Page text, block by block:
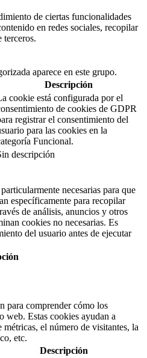
de ciertas funcionalidades
en redes sociales, recopilar
terceros.
aparece en este grupo.
Descripción
cookie está configurada por el
de cookies de GDPR
registrar el consentimiento del
para las cookies en la
Funcional.
descripción
necesarias para que
específicamente para recopilar
de análisis, anuncios y otros
cookies no necesarias. Es
del usuario antes de ejecutar
para comprender cómo los
web. Estas cookies ayudan a
el número de visitantes, la
etc.
Descripción